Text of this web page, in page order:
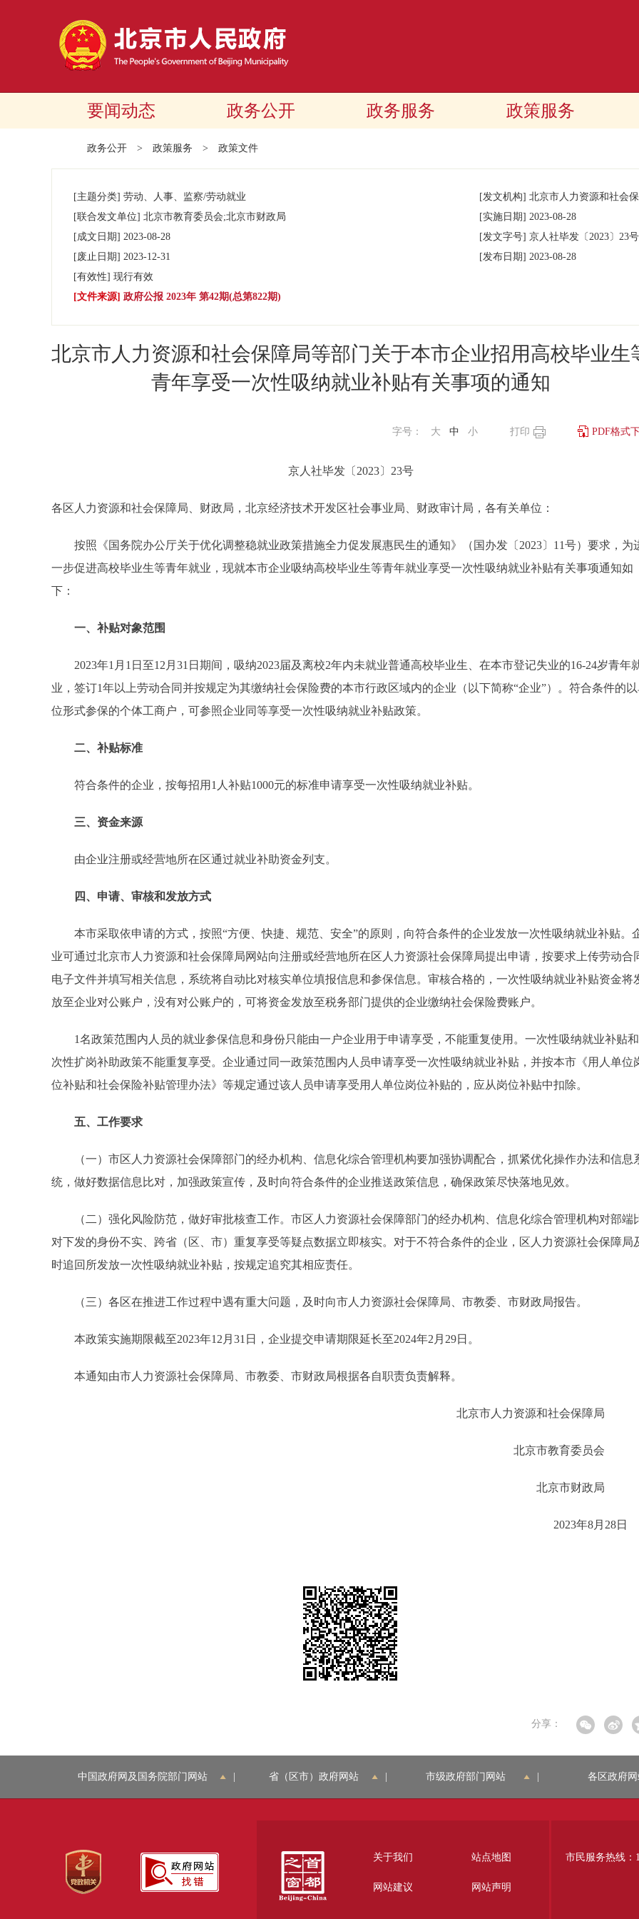
要闻动态 政务公开 政务服务 政策服务
政务公开 > 政策服务 > 政策文件
[主题分类] 劳动、人事、监察/劳动就业 [发文机构] 北京市人力资源和社会
[联合发文单位] 北京市教育委员会;北京市财政局 [实施日期] 2023-08-28
[成文日期] 2023-08-28 [发文字号] 京人社毕发 〔2023〕 23号
[废止日期] 2023-12-31 [发布日期] 2023-08-28
[有效性] 现行有效
[文件来源] 政府公报 2023年 第42期(总第822期)
北京市人力资源和社会保障局等部门关于本市企业招用高校毕业生
青年享受一次性吸纳就业补贴有关事项的通知
PDF格式
打印
字号： 大 中 小
京人社毕发〔2023〕23号
各区人力资源和社会保障局、财政局，北京经济技术开发区社会事业局、财政审计局，各有关单位：
按照《国务院办公厅关于优化调整稳就业政策措施全力促发展惠民生的通知》（国办发〔2023〕11号）要求，为
一步促进高校毕业生等青年就业，现就本市企业吸纳高校毕业生等青年就业享受一次性吸纳就业补贴有关事项通知如
下：
一、补贴对象范围
2023年1月1日至12月31日期间，吸纳2023届及离校2年内未就业普通高校毕业生、在本市登记失业的16-24岁青年
业，签订1年以上劳动合同并按规定为其缴纳社会保险费的本市行政区域内的企业（以下简称“企业”）。符合条件的
位形式参保的个体工商户，可参照企业同等享受一次性吸纳就业补贴政策。
二、补贴标准
符合条件的企业，按每招用1人补贴1000元的标准申请享受一次性吸纳就业补贴。
三、资金来源
由企业注册或经营地所在区通过就业补助资金列支。
四、申请、审核和发放方式
本市采取依申请的方式，按照“方便、快捷、规范、安全”的原则，向符合条件的企业发放一次性吸纳就业补贴。
业可通过北京市人力资源和社会保障局网站向注册或经营地所在区人力资源社会保障局提出申请，按要求上传劳动合
电子文件并填写相关信息，系统将自动比对核实单位填报信息和参保信息。审核合格的，一次性吸纳就业补贴资金将
放至企业对公账户，没有对公账户的，可将资金发放至税务部门提供的企业缴纳社会保险费账户。
1名政策范围内人员的就业参保信息和身份只能由一户企业用于申请享受，不能重复使用。一次性吸纳就业补贴
次性扩岗补助政策不能重复享受。企业通过同一政策范围内人员申请享受一次性吸纳就业补贴，并按本市《用人单位
位补贴和社会保险补贴管理办法》等规定通过该人员申请享受用人单位岗位补贴的，应从岗位补贴中扣除。
五、工作要求
（一）市区人力资源社会保障部门的经办机构、信息化综合管理机构要加强协调配合，抓紧优化操作办法和信息
统，做好数据信息比对，加强政策宣传，及时向符合条件的企业推送政策信息，确保政策尽快落地见效。
（二）强化风险防范，做好审批核查工作。市区人力资源社会保障部门的经办机构、信息化综合管理机构对部端
对下发的身份不实、跨省（区、市）重复享受等疑点数据立即核实。对于不符合条件的企业，区人力资源社会保障局
时追回所发放一次性吸纳就业补贴，按规定追究其相应责任。
（三）各区在推进工作过程中遇有重大问题，及时向市人力资源社会保障局、市教委、市财政局报告。
本政策实施期限截至2023年12月31日，企业提交申请期限延长至2024年2月29日。
本通知由市人力资源社会保障局、市教委、市财政局根据各自职责负责解释。
北京市人力资源和社会保障
北京市教育委员
北京市财政
2023年8月28
分享：
中国政府网及国务院部门网站 省（区市）政府网站 市级政府部门网站 各区政府
关于我们 站点地图
网站建议 网站声明
市民服务热线：